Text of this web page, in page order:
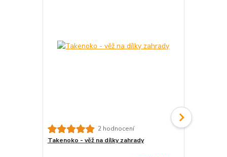
2 hodnocení
Takenoko - věž na dílky zahrady